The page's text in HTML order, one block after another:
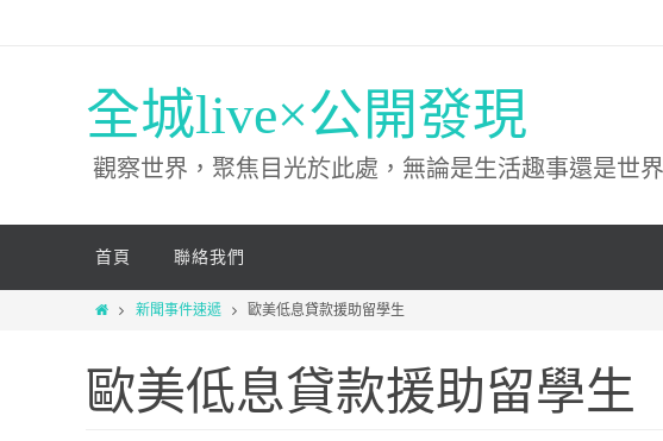
全城live×公開發現
觀察世界，聚焦目光於此處，無論是生活趣事還是世
首頁 聯絡我們
新聞事件速遞 歐美低息貸款援助留學生
歐美低息貸款援助留學生